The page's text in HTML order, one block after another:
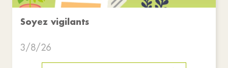
Soyez vigilants
3/8/26